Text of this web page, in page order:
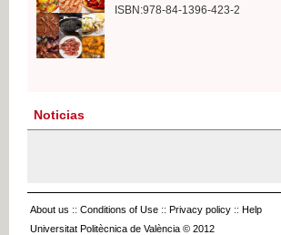
ISBN:978-84-1396-423-2
Noticias
About us :: Conditions of Use :: Privacy policy :: Help
Universitat Politècnica de València © 2012